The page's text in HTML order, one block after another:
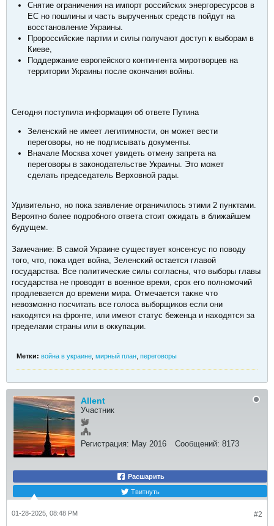
Снятие ограничения на импорт российских энергоресурсов в
ЕС но пошлины и часть вырученных средств пойдут на
восстановление Украины.
Пророссийские партии и силы получают доступ к выборам в
Киеве,
Поддержание европейского контингента миротворцев на
территории Украины после окончания войны.
Сегодня поступила информация об ответе Путина
Зеленский не имеет легитимности, он может вести
переговоры, но не подписывать документы.
Вначале Москва хочет увидеть отмену запрета на
переговоры в законодательстве Украины. Это может
сделать председатель Верховной рады.
Удивительно, но пока заявление ограничилось этими 2 пунктами.
Вероятно более подробного ответа стоит ожидать в ближайшем
будущем.
Замечание: В самой Украине существует консенсус по поводу
того, что, пока идет война, Зеленский остается главой
государства. Все политические силы согласны, что выборы главы
государства не проводят в военное время, срок его полномочий
продлевается до времени мира. Отмечается также что
невозможно посчитать все голоса выборщиков если они
находятся на фронте, или имеют статус беженца и находятся за
пределами страны или в оккупации.
Метки: война в украине мирный план переговоры
Allent
Участник
Регистрация: May 2016 Сообщений: 8173
Расшарить
Твитнуть
#2
01-28-2025, 08:48 PM